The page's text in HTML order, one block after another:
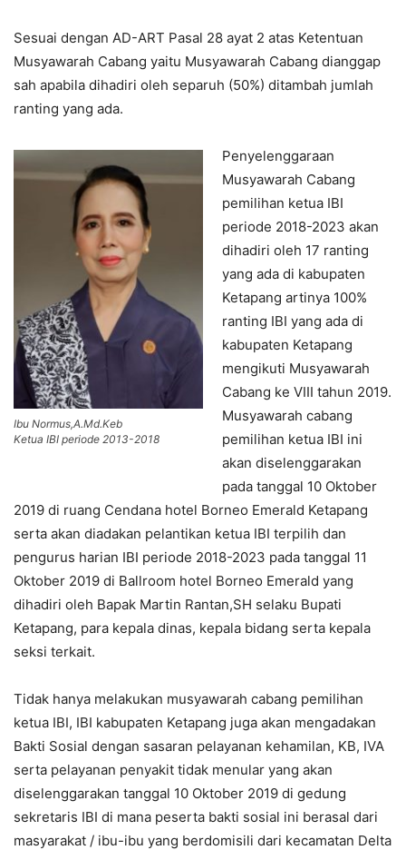
Sesuai dengan AD-ART Pasal 28 ayat 2 atas Ketentuan
Musyawarah Cabang yaitu Musyawarah Cabang dianggap
sah apabila dihadiri oleh separuh (50%) ditambah jumlah
ranting yang ada.
Ibu Normus,A.Md.Keb
Ketua IBI periode 2013-2018
Penyelenggaraan
Musyawarah Cabang
pemilihan ketua IBI
periode 2018-2023 akan
dihadiri oleh 17 ranting
yang ada di kabupaten
Ketapang artinya 100%
ranting IBI yang ada di
kabupaten Ketapang
mengikuti Musyawarah
Cabang ke VIII tahun 2019.
Musyawarah cabang
pemilihan ketua IBI ini
akan diselenggarakan
pada tanggal 10 Oktober
2019 di ruang Cendana hotel Borneo Emerald Ketapang
serta akan diadakan pelantikan ketua IBI terpilih dan
pengurus harian IBI periode 2018-2023 pada tanggal 11
Oktober 2019 di Ballroom hotel Borneo Emerald yang
dihadiri oleh Bapak Martin Rantan,SH selaku Bupati
Ketapang, para kepala dinas, kepala bidang serta kepala
seksi terkait.
Tidak hanya melakukan musyawarah cabang pemilihan
ketua IBI, IBI kabupaten Ketapang juga akan mengadakan
Bakti Sosial dengan sasaran pelayanan kehamilan, KB, IVA
serta pelayanan penyakit tidak menular yang akan
diselenggarakan tanggal 10 Oktober 2019 di gedung
sekretaris IBI di mana peserta bakti sosial ini berasal dari
masyarakat / ibu-ibu yang berdomisili dari kecamatan Delta